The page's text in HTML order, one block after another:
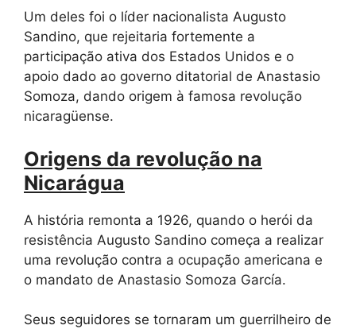
Um deles foi o líder nacionalista Augusto
Sandino, que rejeitaria fortemente a
participação ativa dos Estados Unidos e o
apoio dado ao governo ditatorial de Anastasio
Somoza, dando origem à famosa revolução
nicaragüense.
Origens da revolução na
Nicarágua
A história remonta a 1926, quando o herói da
resistência Augusto Sandino começa a realizar
uma revolução contra a ocupação americana e
o mandato de Anastasio Somoza García.
Seus seguidores se tornaram um guerrilheiro de